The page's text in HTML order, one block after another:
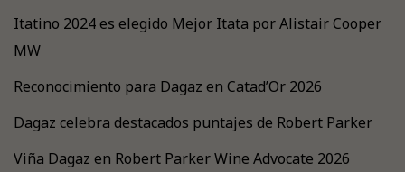
Itatino 2024 es elegido Mejor Itata por Alistair Cooper
MW
Reconocimiento para Dagaz en Catad’Or 2026
Dagaz celebra destacados puntajes de Robert Parker
Viña Dagaz en Robert Parker Wine Advocate 2026